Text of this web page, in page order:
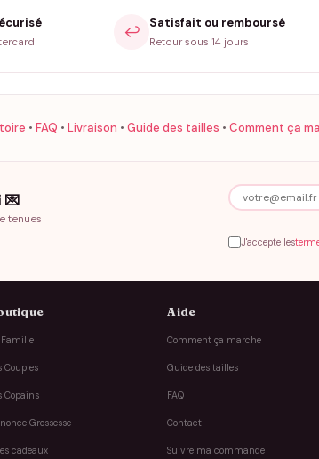
↩️ Satisfait ou remboursé
Retour sous 14 jours
• FAQ • Livraison • Guide des tailles • Comment ça
💌
tenues
J'accepte les
Famille
Couples
Copains
Grossesse
cadeaux
Aide
Comment ça marche
Guide des tailles
FAQ
Contact
Suivre ma commande